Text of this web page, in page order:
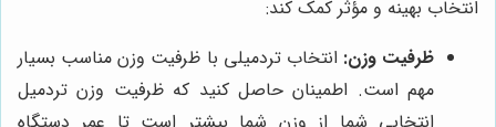
انتخاب بهینه و مؤثر کمک کند:
ظرفیت وزن: انتخاب تردمیلی با ظرفیت وزن مناسب بسیار
مهم است. اطمینان حاصل کنید که ظرفیت وزن تردمیل